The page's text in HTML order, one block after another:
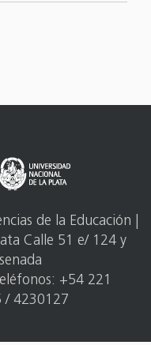
de la Educación |
Calle 51 e/ 124 y
+54 221
/ 4230127